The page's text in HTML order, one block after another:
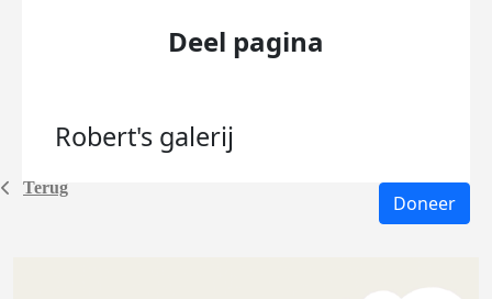
Terug
Deel pagina
Robert's galerij
Doneer